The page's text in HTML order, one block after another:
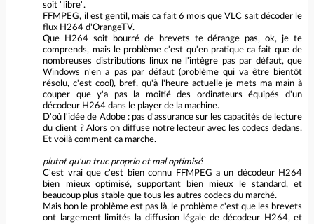
soit "libre".
FFMPEG, il est gentil, mais ca fait 6 mois que VLC sait décoder le
flux H264 d'OrangeTV.
Que H264 soit bourré de brevets te dérange pas, ok, je te
comprends, mais le problème c'est qu'en pratique ca fait que de
nombreuses distributions linux ne l'intègre pas par défaut, que
Windows n'en a pas par défaut (problème qui va être bientôt
résolu, c'est cool), bref, qu'à l'heure actuelle je mets ma main à
couper que y'a pas la moitié des ordinateurs équipés d'un
décodeur H264 dans le player de la machine.
D'où l'idée de Adobe : pas d'assurance sur les capacités de lecture
du client ? Alors on diffuse notre lecteur avec les codecs dedans.
Et voilà comment ca marche.
plutot qu'un truc proprio et mal optimisé
C'est vrai que c'est bien connu FFMPEG a un décodeur H264
bien mieux optimisé, supportant bien mieux le standard, et
beaucoup plus stable que tous les autres codecs du marché.
Mais bon le problème est pas là, le problème c'est que les brevets
ont largement limités la diffusion légale de décodeur H264, et